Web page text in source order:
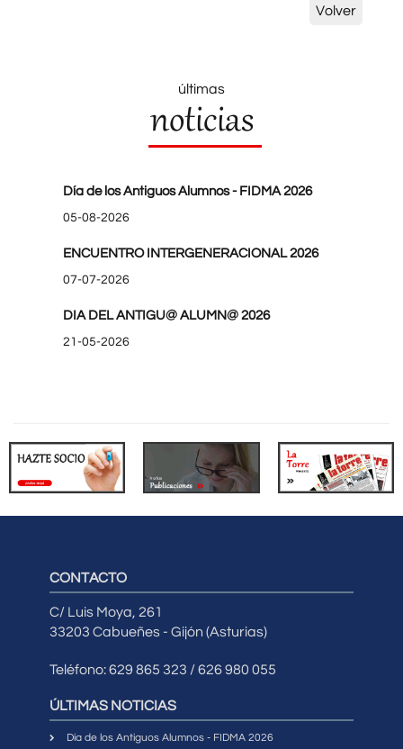
Volver
últimas
noticias
Día de los Antiguos Alumnos - FIDMA 2026
05-08-2026
ENCUENTRO INTERGENERACIONAL 2026
07-07-2026
DIA DEL ANTIGU@ ALUMN@ 2026
21-05-2026
CONTACTO
C/ Luis Moya, 261
33203 Cabueñes - Gijón (Asturias)
Teléfono: 629 865 323 / 626 980 055
ÚLTIMAS NOTICIAS
Día de los Antiguos Alumnos - FIDMA 2026